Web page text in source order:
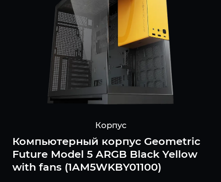
Корпус
Компьютерный корпус Geometric
Future Model 5 ARGB Black Yellow
with fans (1AM5WKBY01100)